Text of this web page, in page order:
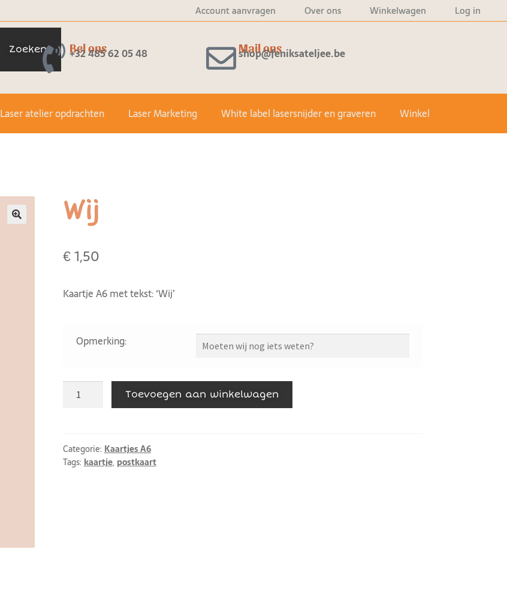
Log in
Winkelwagen
Over ons
Account aanvragen
Zoeken Bel ons
+32 485 62 05 48 Mail ons
shop@feniksateljee.be
Laser atelier opdrachten Laser Marketing White label lasersnijder en graveren Winkel
Wij
€1,50
Kaartje A6 met tekst: ‘Wij’
Opmerking:
Toevoegen aan winkelwagen
Categorie: Kaartjes A6
Tags: kaartje, postkaart